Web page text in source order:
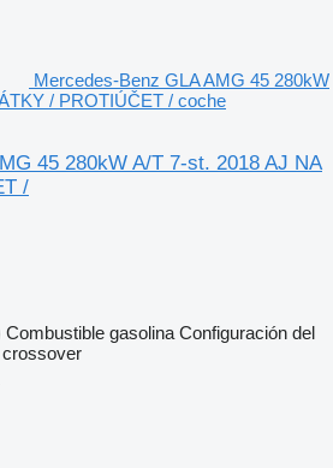
Mercedes-Benz GLA AMG 45 280kW
/ PROTIÚČET / coche
45 280kW A/T 7-st. 2018 AJ NA
/
Combustible gasolina Configuración del
crossover